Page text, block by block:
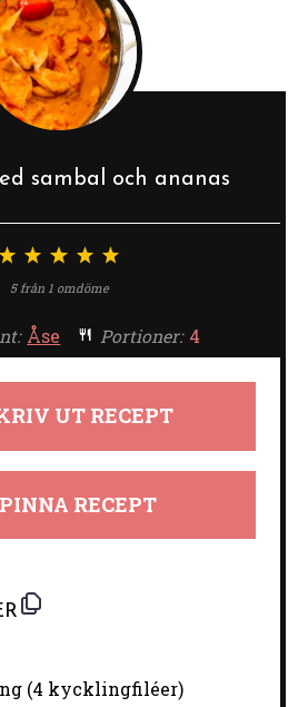
sambal och ananas
5
4
stjärnor
3
stjärnor
2
stjärnor
1
stjärna
5från 1omdöme
Åse Portioner: 4
UT RECEPT
PINNA RECEPT
(4 kycklingfiléer)